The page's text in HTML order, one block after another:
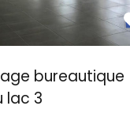
bureautique
lac 3